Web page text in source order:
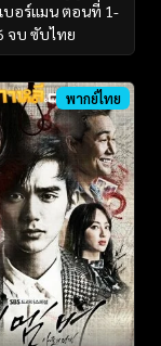
บอร์แมน ตอนที่ 1-
จบ ซับไทย
พากย์ไทย